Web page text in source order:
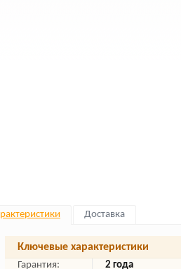
Доставка
Ключевые характеристики
Гарантия:
2 года